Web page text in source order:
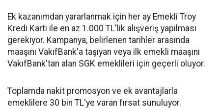
Ek kazanımdan yararlanmak için her ay Emekli Troy
Kredi Kartı ile en az 1.000 TL'lik alışveriş yapılması
gerekiyor. Kampanya, belirlenen tarihler arasında
maaşını VakıfBank'a taşıyan veya ilk emekli maaşını
VakıfBank'tan alan SGK emeklileri için geçerli oluyor.
Toplamda nakit promosyon ve ek avantajlarla
emeklilere 30 bin TL'ye varan fırsat sunuluyor.